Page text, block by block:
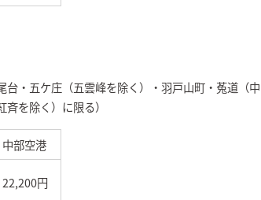
・五ケ庄（五雲峰を除く）・羽戸山町・菟道（中
を除く）に限る）
中部空港
22,200円